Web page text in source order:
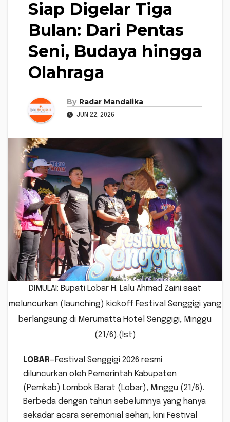
Siap Digelar Tiga
Bulan: Dari Pentas
Seni, Budaya hingga
Olahraga
By Radar Mandalika
JUN 22, 2026
DIMULAI: Bupati Lobar H. Lalu Ahmad Zaini saat
meluncurkan (launching) kickoff Festival Senggigi yang
berlangsung di Merumatta Hotel Senggigi, Minggu
(21/6).(Ist)
LOBAR—Festival Senggigi 2026 resmi
diluncurkan oleh Pemerintah Kabupaten
(Pemkab) Lombok Barat (Lobar), Minggu (21/6).
Berbeda dengan tahun sebelumnya yang hanya
sekadar acara seremonial sehari, kini Festival